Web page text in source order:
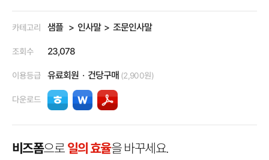
카테고리 샘플 인사말 조문인사말
조회수 23,078
이용등급 유료회원 건당구매 (2,900원)
다운로드
비즈폼으로 일의 효율을 바꾸세요.